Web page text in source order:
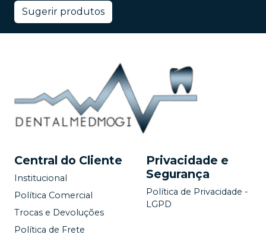
Sugerir produtos
Central do Cliente
Institucional
Política Comercial
Trocas e Devoluções
Política de Frete
Privacidade e
Segurança
Política de Privacidade -
LGPD